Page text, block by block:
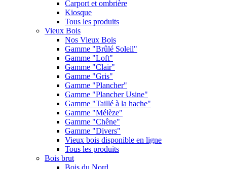
Carport et ombrière
Kiosque
Tous les produits
Vieux Bois
Nos Vieux Bois
Gamme "Brûlé Soleil"
Gamme "Loft"
Gamme "Clair"
Gamme "Gris"
Gamme "Plancher"
Gamme "Plancher Usine"
Gamme "Taillé à la hache"
Gamme "Mélèze"
Gamme "Chêne"
Gamme "Divers"
Vieux bois disponible en ligne
Tous les produits
Bois brut